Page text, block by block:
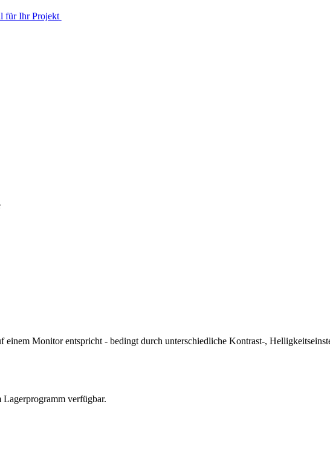
für Ihr Projekt
Monitor entspricht - bedingt durch unterschiedliche Kontrast-,
verfügbar.